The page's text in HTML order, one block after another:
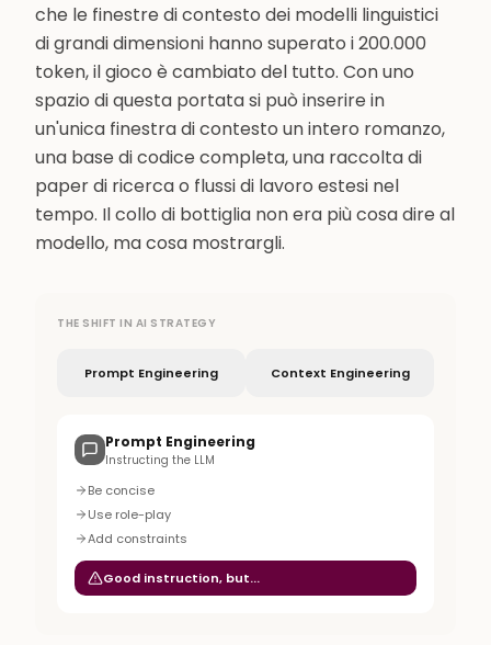
che le finestre di contesto dei modelli linguistici
di grandi dimensioni hanno superato i 200.000
token, il gioco è cambiato del tutto. Con uno
spazio di questa portata si può inserire in
un'unica finestra di contesto un intero romanzo,
una base di codice completa, una raccolta di
paper di ricerca o flussi di lavoro estesi nel
tempo. Il collo di bottiglia non era più cosa dire al
modello, ma cosa mostrargli.
THE SHIFT IN AI STRATEGY
Prompt Engineering Context Engineering
Prompt Engineering
Instructing the LLM
Be concise
Use role-play
Add constraints
Good instruction, but...